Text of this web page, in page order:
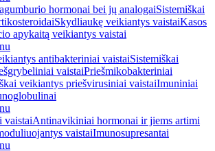
hormonai bei jų analogaiSistemiškai
Skydliaukę veikiantys vaistaiKasos
apykaitą veikiantys vaistai
antibakteriniai vaistaiSistemiškai
vaistaiPriešmikobakteriniai
veikiantys priešvirusiniai vaistaiImuniniai
vaistaiAntinavikiniai hormonai ir jiems artimi
vaistaiImunosupresantai